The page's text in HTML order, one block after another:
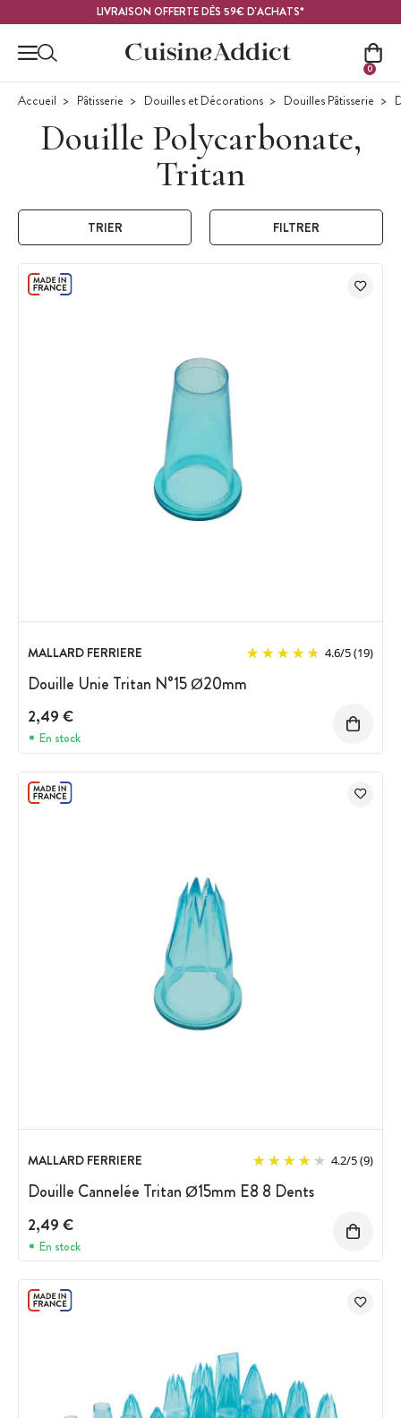
LIVRAISON OFFERTE DÈS 59€ D'ACHATS*
0
Accueil Pâtisserie Douilles et Décorations Douilles Pâtisserie
Douille Polycarbonate,
Tritan
TRIER FILTRER
MALLARD FERRIERE 4.6/5(19)
Douille Unie Tritan N°15 Ø20mm
2,49 €
En stock
MALLARD FERRIERE 4.2/5(9)
Douille Cannelée Tritan Ø15mm E8 8 Dents
2,49 €
En stock